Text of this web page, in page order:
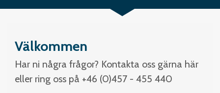
Välkommen
Har ni några frågor? Kontakta oss gärna här
eller ring oss på +46 (0)457 - 455 440